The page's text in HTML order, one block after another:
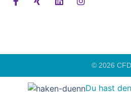
© 2026
Du hast